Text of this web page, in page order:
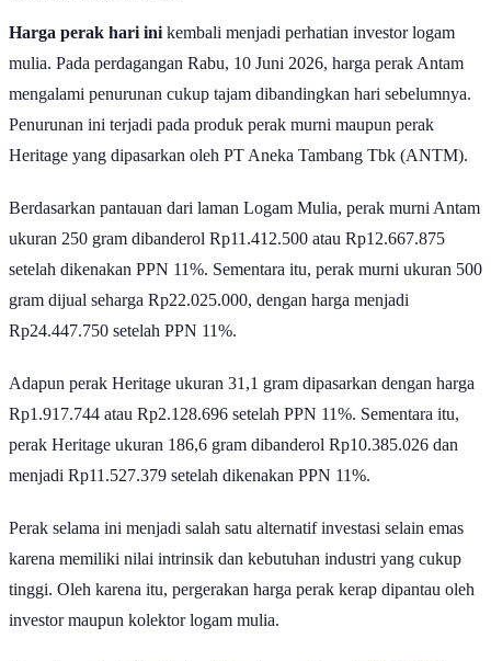
Harga perak hari ini kembali menjadi perhatian investor logam
mulia. Pada perdagangan Rabu, 10 Juni 2026, harga perak Antam
mengalami penurunan cukup tajam dibandingkan hari sebelumnya.
Penurunan ini terjadi pada produk perak murni maupun perak
Heritage yang dipasarkan oleh PT Aneka Tambang Tbk (ANTM).
Berdasarkan pantauan dari laman Logam Mulia, perak murni Antam
ukuran 250 gram dibanderol Rp11.412.500 atau Rp12.667.875
setelah dikenakan PPN 11%. Sementara itu, perak murni ukuran 500
gram dijual seharga Rp22.025.000, dengan harga menjadi
Rp24.447.750 setelah PPN 11%.
Adapun perak Heritage ukuran 31,1 gram dipasarkan dengan harga
Rp1.917.744 atau Rp2.128.696 setelah PPN 11%. Sementara itu,
perak Heritage ukuran 186,6 gram dibanderol Rp10.385.026 dan
menjadi Rp11.527.379 setelah dikenakan PPN 11%.
Perak selama ini menjadi salah satu alternatif investasi selain emas
karena memiliki nilai intrinsik dan kebutuhan industri yang cukup
tinggi. Oleh karena itu, pergerakan harga perak kerap dipantau oleh
investor maupun kolektor logam mulia.